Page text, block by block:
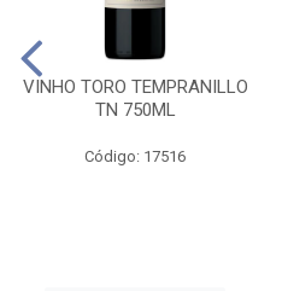
VINHO TORO TEMPRANILLO
TN 750ML
Código: 17516